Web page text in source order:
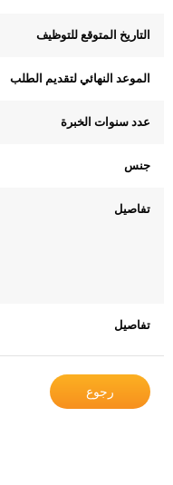
التاريخ المتوقع للتوظيف
الموعد النهائي لتقديم الطلب
عدد سنوات الخبرة
جنس
تفاصيل
تفاصيل
رجوع